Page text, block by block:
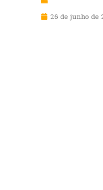
26 de junho de